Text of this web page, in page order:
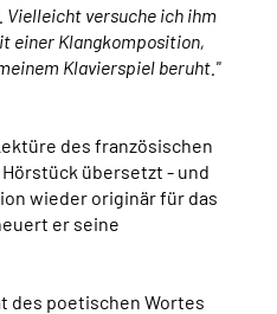
Vielleicht versuche ich ihm
einer Klangkomposition,
Klavierspiel beruht."
des französischen
Hörstück übersetzt - und
wieder originär für das
er seine
des poetischen Wortes